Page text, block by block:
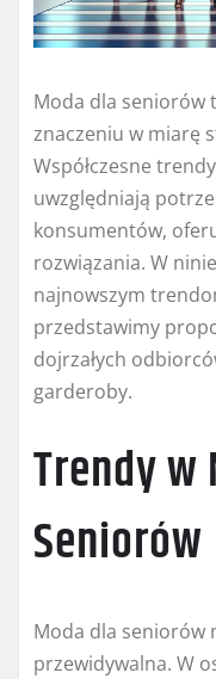
Moda dla seniorów
znaczeniu w miarę
Współczesne
uwzględniają
konsumentów,
rozwiązania. W
najnowszym
przedstawimy
dojrzałych
garderoby.
Trendy w
Seniorów
Moda dla seniorów
przewidywalna. W